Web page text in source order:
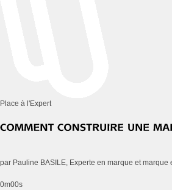
Place à l'Expert
par Pauline BASILE, Experte en marque et marque
0m00s